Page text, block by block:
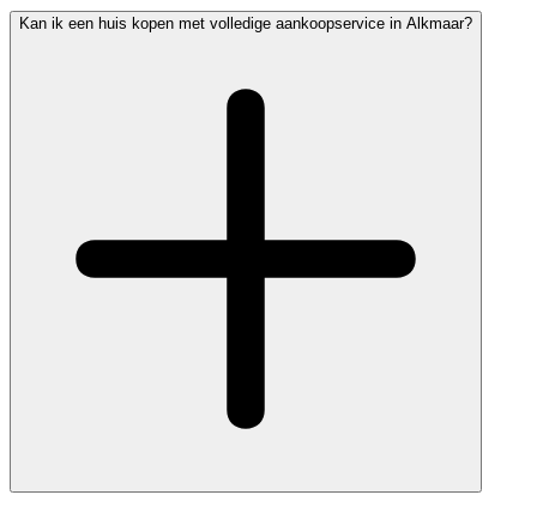
Kan ik een huis kopen met volledige aankoopservice in Alkmaar?